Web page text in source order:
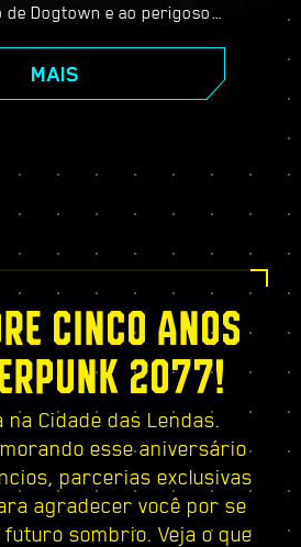
Dogtown e ao perigoso
reviravoltas e escolhas
se com a árvore de
— e muito mais!
MAIS
CINCO ANOS
2077!
na Cidade das Lendas.
esse aniversário
parcerias exclusivas
agradecer você por se
sombrio. Veja o que